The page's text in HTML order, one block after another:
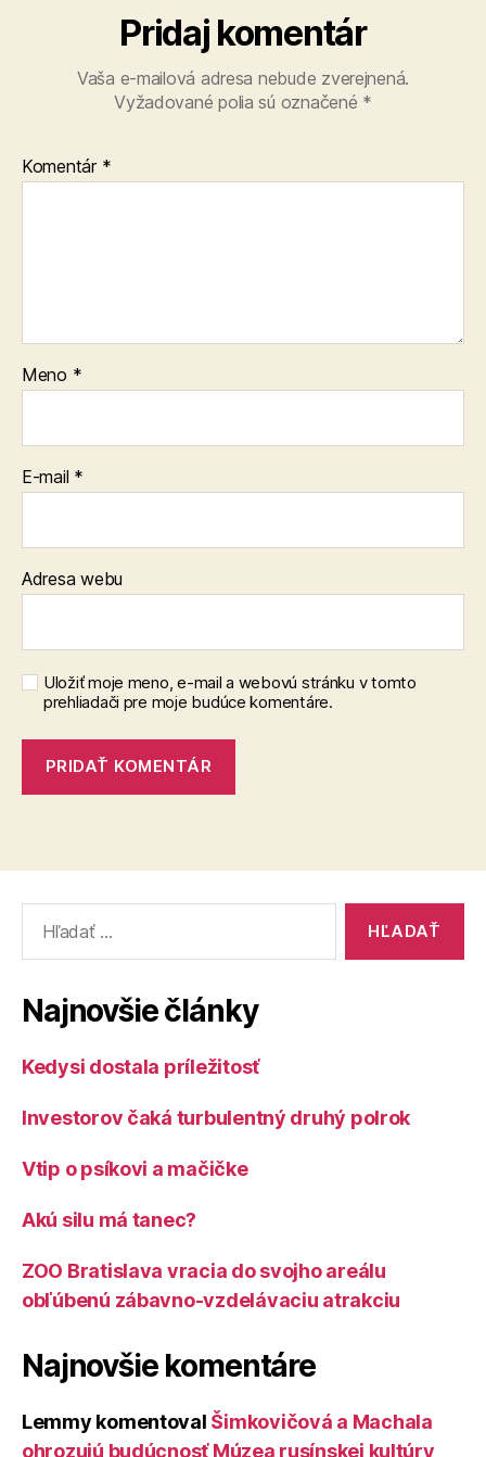
Pridaj komentár
Vaša e-mailová adresa nebude zverejnená.
Vyžadované polia sú označené *
Komentár *
Meno *
E-mail *
Adresa webu
Uložiť moje meno, e-mail a webovú stránku v tomto
prehliadači pre moje budúce komentáre.
Najnovšie články
Kedysi dostala príležitosť
Investorov čaká turbulentný druhý polrok
Vtip o psíkovi a mačičke
Akú silu má tanec?
ZOO Bratislava vracia do svojho areálu
obľúbenú zábavno-vzdelávaciu atrakciu
Najnovšie komentáre
Lemmy komentoval Šimkovičová a Machala
ohrozujú budúcnosť Múzea rusínskej kultúry